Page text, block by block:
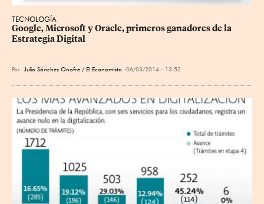
TECNOLOGÍA
Google, Microsoft y Oracle, primeros ganadores de la
Estrategia Digital
Por Julio Sánchez Onofre / El Economista 06/03/2014 - 13:52